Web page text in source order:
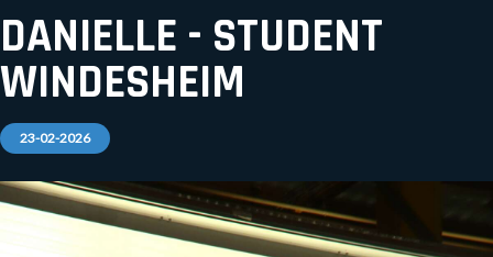
DANIELLE - STUDENT
WINDESHEIM
23-02-2026